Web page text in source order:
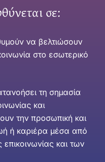
σε:
να βελτιώσουν
στο εσωτερικό
τη σημασία
και
την προσωπική και
ή καριέρα μέσα από
και των